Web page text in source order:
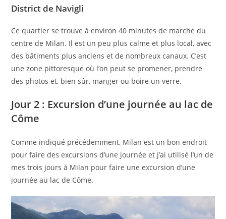
District de Navigli
Ce quartier se trouve à environ 40 minutes de marche du
centre de Milan. Il est un peu plus calme et plus local, avec
des bâtiments plus anciens et de nombreux canaux. C’est
une zone pittoresque où l’on peut se promener, prendre
des photos et, bien sûr, manger ou boire un verre.
Jour 2 : Excursion d’une journée au lac de
Côme
Comme indiqué précédemment, Milan est un bon endroit
pour faire des excursions d’une journée et j’ai utilisé l’un de
mes trois jours à Milan pour faire une excursion d’une
journée au lac de Côme.